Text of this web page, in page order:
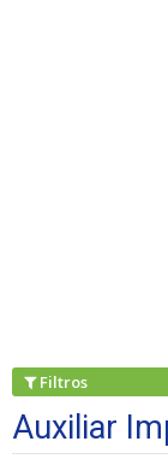
Filtros
Auxiliar